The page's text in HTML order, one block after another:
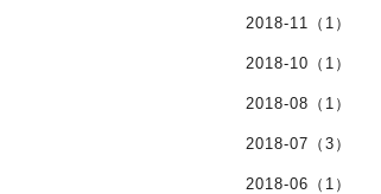
2018-11（1）
2018-10（1）
2018-08（1）
2018-07（3）
2018-06（1）